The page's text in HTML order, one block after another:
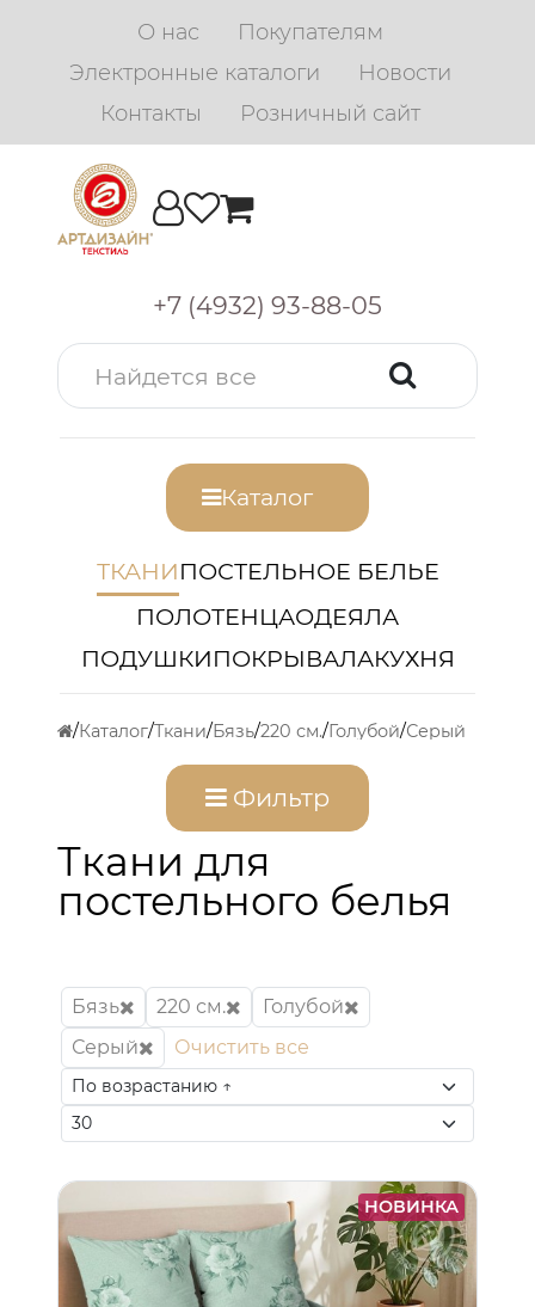
О нас
Покупателям
Электронные каталоги
Новости
Контакты
Розничный сайт
+7 (4932) 93-88-05
Каталог
ТКАНИПОСТЕЛЬНОЕ БЕЛЬЕ
ПОЛОТЕНЦАОДЕЯЛА
ПОДУШКИПОКРЫВАЛАКУХНЯ
Каталог Ткани Бязь 220 см. Голубой Серый
Фильтр
Ткани для
постельного белья
Бязь 220 см.
Голубой
Серый
Очистить все
НОВИНКА